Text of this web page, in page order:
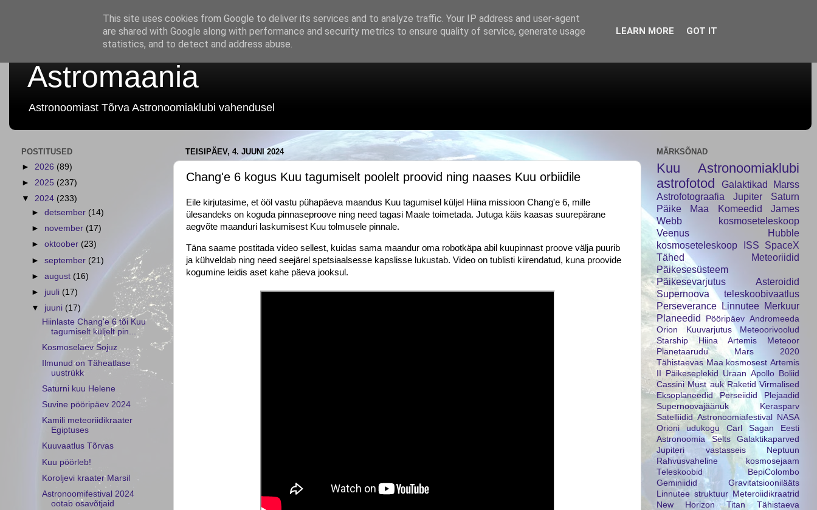
Astromaania
Astronoomiast Tõrva Astronoomiaklubi vahendusel
TEISIPÄEV, 4. JUUNI 2024
Chang'e 6 kogus Kuu tagumiselt poolelt proovid ning naases Kuu orbiidile
Eile kirjutasime, et ööl vastu pühapäeva maandus Kuu tagumisel küljel Hiina missioon Chang'e 6, mille
ülesandeks on koguda pinnaseproove ning need tagasi Maale toimetada. Jutuga käis kaasas suurepärane
aegvõte maanduri laskumisest Kuu tolmusele pinnale.
Täna saame postitada video sellest, kuidas sama maandur oma robotkäpa abil kuupinnast proove välja puurib
ja kühveldab ning need seejärel spetsiaalsesse kapslisse lukustab. Video on tublisti kiirendatud, kuna proovide
kogumine leidis aset kahe päeva jooksul.
POSTITUSED
► 2026 (89)
► 2025 (237)
▼ 2024 (233)
►detsember (14)
► november (17)
►oktoober (23)
►september (21)
►august (16)
► juuli (17)
▼ juuni (17)
Hiinlaste Chang'e 6 tõi Kuu
tagumiselt küljelt pin...
Kosmoselaev Sojuz
Ilmunud on Täheatlase
uustrükk
Saturni kuu Helene
Suvine pööripäev 2024
Kamili meteoriidikraater
Egiptuses
Kuuvaatlus Tõrvas
Kuu pöörleb!
Koroljevi kraater Marsil
Astronoomifestival 2024
ootab osavõtjaid
MÄRKSÕNAD
Kuu
Astronoomiaklubi
astrofotod
Galaktikad
Marss
Astrofotograafia
Jupiter
Saturn
Päike
Maa Komeedid
James
Webb kosmoseteleskoop
Veenus
Hubble
kosmoseteleskoop
ISS
SpaceX
Tähed
Meteoriidid
Päikesesüsteem
Päikesevarjutus
Asteroidid
Supernoova
teleskoobivaatlus
Perseverance Linnutee Merkuur
Planeedid
Pööripäev Andromeeda
Orion
Kuuvarjutus
Meteoorivoolud
Starship
Hiina Artemis
Meteoor
Planetaarudu
Mars 2020
Tähistaevas Maa kosmosest Artemis
Päikeseplekid Uraan Apollo Boliid
Cassini Must auk Raketid Virmalised
Eksoplaneedid
Perseiidid
Plejaadid
Supernoovajäänuk
Kerasparv
Satelliidid Astronoomiafestival
NASA
Orioni udukogu
Carl Sagan
Eesti
Astronoomia Selts
Galaktikaparved
Jupiteri vastasseis
Neptuun
Rahvusvaheline kosmosejaam
Teleskoobid
BepiColombo
Geminiidid
Gravitatsioonilääts
Linnutee struktuur Meteroiidikraatrid
New Horizon
Titan
Tähistaeva
This site uses cookies from Google to deliver its services and to analyze traffic. Your IP address and user-agent
are shared with Google along with performance and security metrics to ensure quality of service, generate usage
statistics, and to detect and address abuse.
LEARN MORE GOT IT